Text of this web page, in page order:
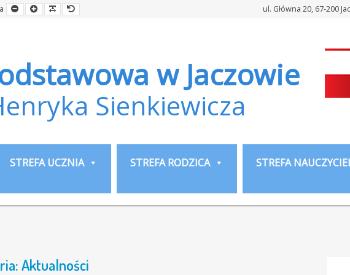
Smaller
Font
Larger
Font
Readable
Font
Default
Font ul. Główna 20, 67-200
w Jaczowie
Sienkiewicza
STREFA UCZNIA STREFA RODZICA STREFA
Aktualności